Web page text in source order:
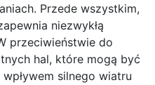
Przede wszystkim,
niezwykłą
przeciwieństwie do
hal, które mogą być
silnego wiatru